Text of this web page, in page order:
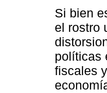
Si bien
el rostro
políticas
fiscales